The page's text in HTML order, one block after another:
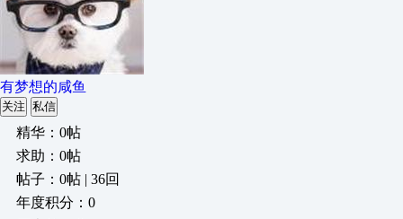
有梦想的咸鱼
关注 私信
精华：0帖
求助：0帖
帖子：0帖 | 36回
年度积分：0